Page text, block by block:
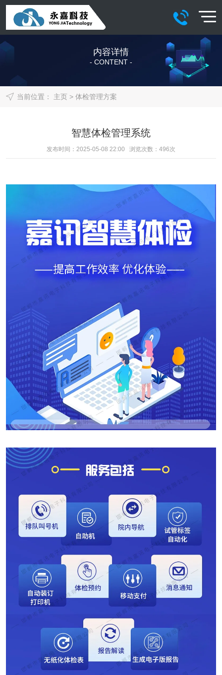
内容详情
- CONTENT -
当前位置： 主页> 体检管理方案
智慧体检管理系统
发布时间：2025-05-08 22:00 浏览次数： 496次